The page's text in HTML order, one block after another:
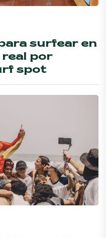
surfear en
real por
spot